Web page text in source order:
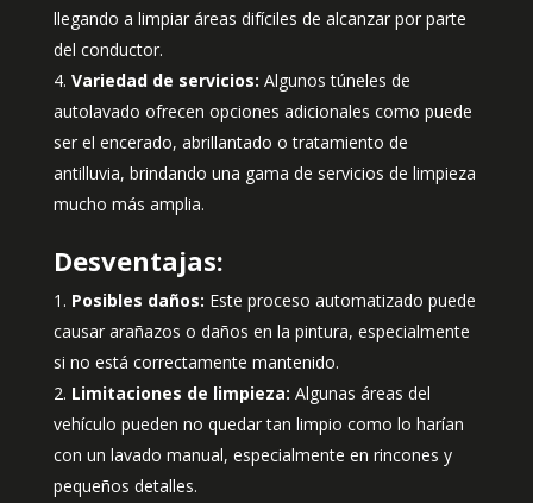
llegando a limpiar áreas difíciles de alcanzar por parte
del conductor.
Variedad de servicios: Algunos túneles de
autolavado ofrecen opciones adicionales como puede
ser el encerado, abrillantado o tratamiento de
antilluvia, brindando una gama de servicios de limpieza
mucho más amplia.
Desventajas:
Posibles daños: Este proceso automatizado puede
causar arañazos o daños en la pintura, especialmente
si no está correctamente mantenido.
Limitaciones de limpieza: Algunas áreas del
vehículo pueden no quedar tan limpio como lo harían
con un lavado manual, especialmente en rincones y
pequeños detalles.